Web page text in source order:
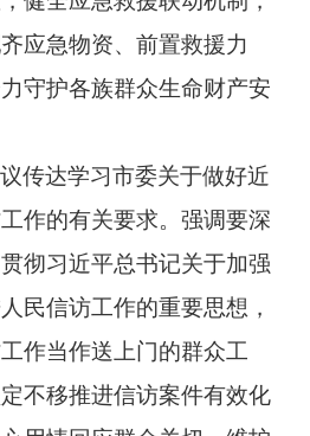
应急物资、前置救援力
守护各族群众生命财产安
传达学习市委关于做好近
作的有关要求。强调要深
彻习近平总书记关于加强
民信访工作的重要思想，
作当作送上门的群众工
不移推进信访案件有效化